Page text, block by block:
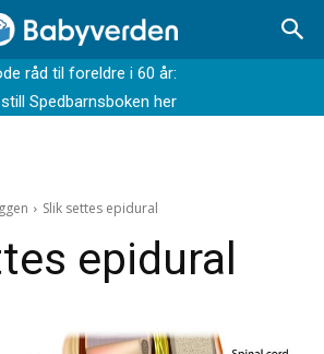
råd til foreldre i 60 år:
Spedbarnsboken her
Slik settes epidural
epidural